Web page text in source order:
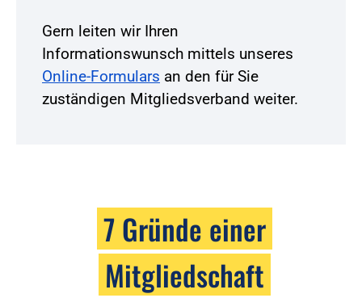
Gern leiten wir Ihren
Informationswunsch mittels unseres
Online-Formulars an den für Sie
zuständigen Mitgliedsverband weiter.
7 Gründe einer
Mitgliedschaft